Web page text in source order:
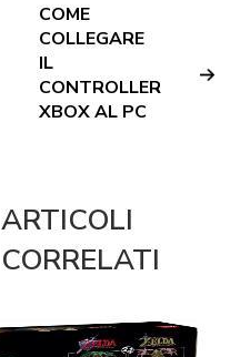
COME
COLLEGARE
IL
CONTROLLER
XBOX AL PC
ARTICOLI
CORRELATI